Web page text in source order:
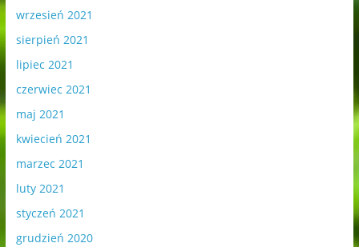
wrzesień 2021
sierpień 2021
lipiec 2021
czerwiec 2021
maj 2021
kwiecień 2021
marzec 2021
luty 2021
styczeń 2021
grudzień 2020